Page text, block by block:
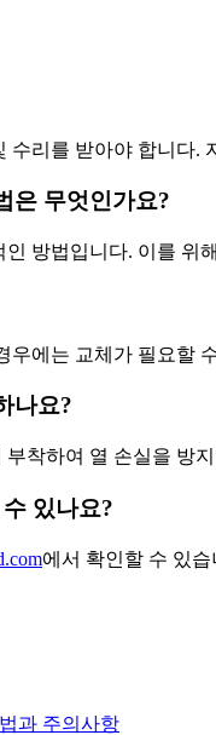
리를 받아야 합니다.
은 무엇인가요?
방법입니다. 이를 위
우에는 교체가 필요할
나요?
착하여 열 손실을 방
있나요?
에서 확인할 수 있습
과 주의사항